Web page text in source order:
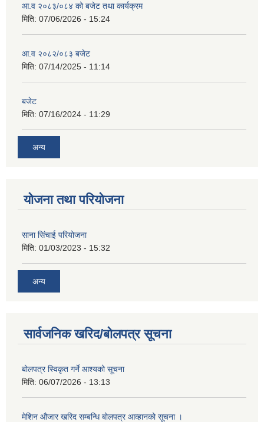
आ.व २०८३/०८४ को बजेट तथा कार्यक्रम
मिति: 07/06/2026 - 15:24
आ.व २०८२/०८३ बजेट
मिति: 07/14/2025 - 11:14
बजेट
मिति: 07/16/2024 - 11:29
अन्य
योजना तथा परियोजना
साना सिंचाई परियोजना
मिति: 01/03/2023 - 15:32
अन्य
सार्वजनिक खरिद/बोलपत्र सूचना
बोलपत्र स्विकृत गर्ने आश्यको सूचना
मिति: 06/07/2026 - 13:13
मेशिन औजार खरिद सम्बन्धि बोलपत्र आव्हानको सूचना ।